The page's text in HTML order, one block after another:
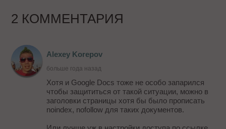
2 КОММЕНТАРИЯ
Alexey Korepov
больше года назад
Хотя и Google Docs тоже не особо запарился
чтобы защититься от такой ситуации, можно в
заголовки страницы хотя бы было прописать
noindex, nofollow для таких документов.